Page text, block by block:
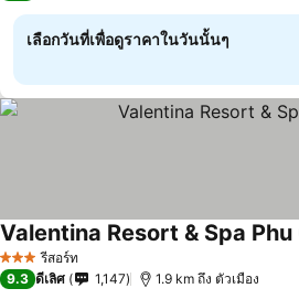
เลือกวันที่เพื่อดูราคาในวันนั้นๆ
3 ดาว รีสอร์ท
Valentina Resort & Spa Phu
9.3 ดีเลิศ 1,147 1.9 km ถึง ตัวเมือง